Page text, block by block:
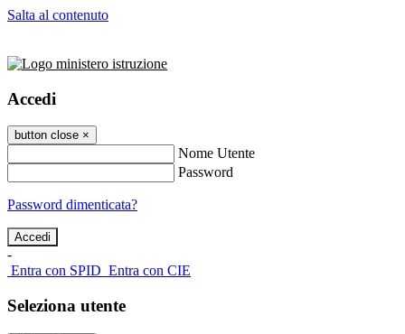
Salta al contenuto
Accedi
button close ×
Nome Utente
Password
Password dimenticata?
-
Entra con SPID Entra con CIE
Seleziona utente